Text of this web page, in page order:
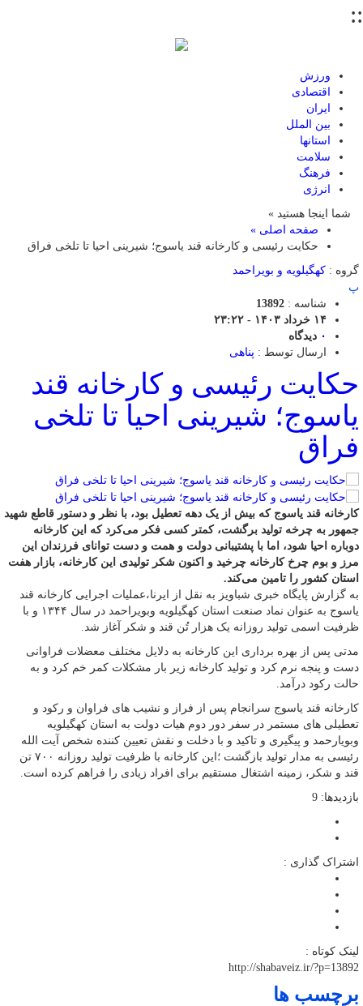
::
ورزش
اقتصادی
ایران
بین الملل
استانها
سلامت
فرهنگ
انرژی
شما اینجا هستید »
صفحه اصلی »
حکایت رئیسی و کارخانه قند یاسوج؛ شیرینی احیا تا تلخی فراق
گروه : کهگیلویه و بویراحمد
پ
شناسه : 13892
۱۴ خرداد ۱۴۰۳ - ۲۳:۲۲
۰ دیدگاه
ارسال توسط : پناهی
حکایت رئیسی و کارخانه قند
یاسوج؛ شیرینی احیا تا تلخی
فراق
کارخانه قند یاسوج که بیش از یک دهه تعطیل بود، با نظر و دستور قاطع شهید
جمهور به چرخه تولید برگشت، کمتر کسی فکر می‌کرد که این کارخانه
دوباره احیا شود، اما با پشتیبانی دولت و همت و دست توانای فرزندان این
مرز و بوم چرخ کارخانه چرخید و اکنون شکر تولیدی این کارخانه، بازار هفت
استان کشور را تامین می‌کند.
به گزارش پایگاه خبری شباویز به نقل از ایرنا،عملیات اجرایی کارخانه قند
یاسوج به عنوان نماد صنعت استان کهگیلویه وبویراحمد در سال ۱۳۴۴ و با
ظرفیت اسمی تولید روزانه یک هزار تُن قند و شکر آغاز شد.
مدتی پس از بهره برداری این کارخانه به دلایل مختلف معضلات فراوانی
دست و پنجه نرم کرد و تولید کارخانه زیر بار مشکلات کمر خم کرد و به
حالت رکود درآمد.
کارخانه قند یاسوج سرانجام پس از فراز و نشیب های فراوان و رکود و
تعطیلی های مستمر در سفر دور دوم هیات دولت به استان کهگیلویه
وبویارحمد و پیگیری و تاکید و با دخلت و نقش تعیین کننده شخص آیت الله
رئیسی به مدار تولید بازگشت ؛این کارخانه با ظرفیت تولید روزانه ۷۰۰ تن
قند و شکر، زمینه اشتغال مستقیم برای افراد زیادی را فراهم کرده است.
بازدیدها: 9
اشتراک گذاری :
لینک کوتاه :
http://shabaveiz.ir/?p=13892
برچسب ها